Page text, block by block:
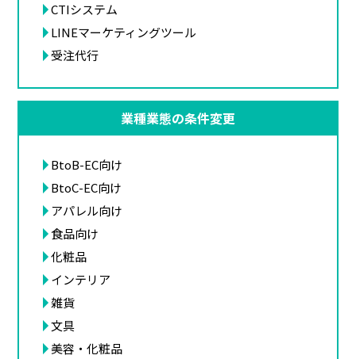
CTIシステム
LINEマーケティングツール
受注代行
業種業態の条件変更
BtoB-EC向け
BtoC-EC向け
アパレル向け
食品向け
化粧品
インテリア
雑貨
文具
美容・化粧品